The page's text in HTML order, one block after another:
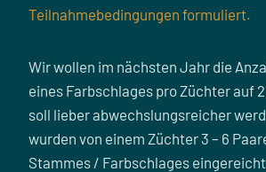
Teilnahmebedingungen formuliert.
Wir wollen im nächsten Jahr die
eines Farbschlages pro Züchter auf
soll lieber abwechslungsreicher
wurden von einem Züchter 3 – 6
Stammes / Farbschlages